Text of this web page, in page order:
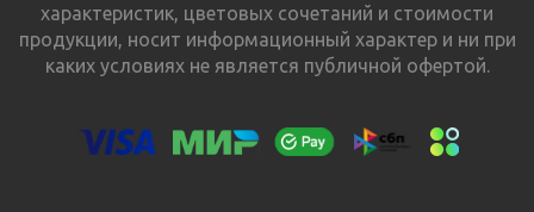
характеристик, цветовых сочетаний и стоимости
продукции, носит информационный характер и ни при
каких условиях не является публичной офертой.